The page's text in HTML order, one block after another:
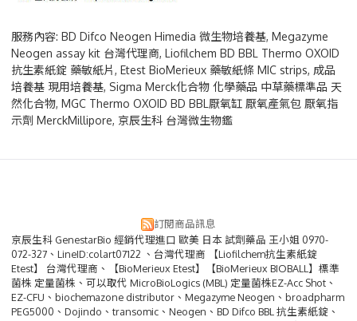
服務內容: BD Difco Neogen Himedia 微生物培養基, Megazyme
Neogen assay kit 台灣代理商, Liofilchem BD BBL Thermo OXOID
抗生素紙錠 藥敏紙片, Etest BioMerieux 藥敏紙條 MIC strips, 成品
培養基 現用培養基, Sigma Merck化合物 化學藥品 中草藥標準品 天
然化合物, MGC Thermo OXOID BD BBL厭氧缸 厭氧產氣包 厭氧指
示劑 MerckMillipore, 京辰生科 台灣微生物鑑
訂閱商品訊息
京辰生科 GenestarBio 經銷代理進口 歐美 日本 試劑藥品 王小姐 0970-
072-327、LineID:colart07122 、台灣代理商 【Liofilchem抗生素紙錠
Etest】 台灣代理商、【BioMerieux Etest】【BioMerieux BIOBALL】標準
菌株 定量菌株、可以取代 MicroBioLogics (MBL) 定量菌株EZ-Acc Shot、
EZ-CFU、biochemazone distributor、Megazyme Neogen、broadpharm
PEG5000、Dojindo、transomic、Neogen、BD Difco BBL 抗生素紙錠、